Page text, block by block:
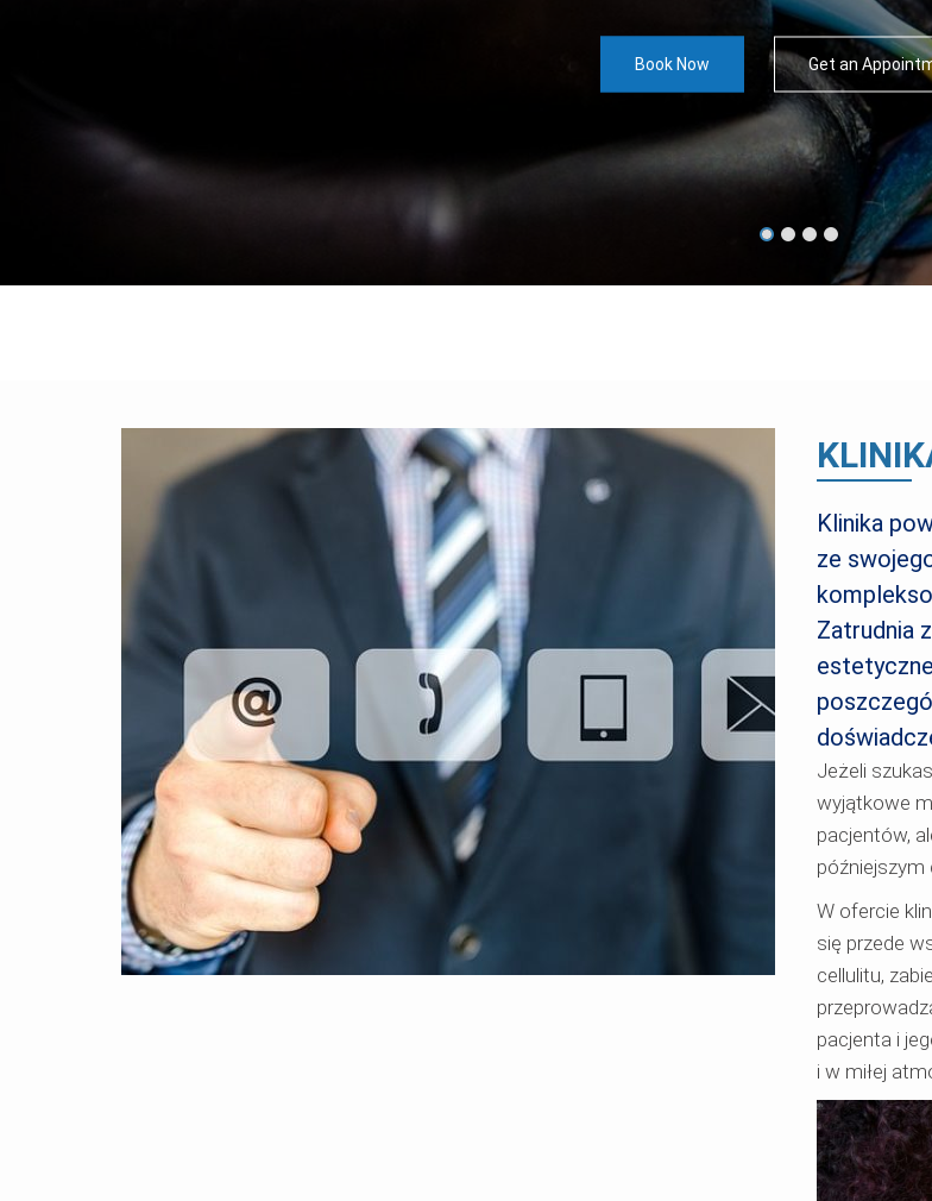
Book Now Get an
Book Now Get an
Book Now Get an
Book Now Get an
Klinika
ze
Zatrudnia
Jeżeli
wyjątkowe
pacjentów,
późniejszym
W ofercie
się przede
cellulitu,
pacjenta i
i w miłej